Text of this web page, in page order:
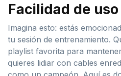
Facilidad de uso
Imagina esto: estás
tu sesión de entrenamiento.
playlist favorita para
quieres lidiar con cables